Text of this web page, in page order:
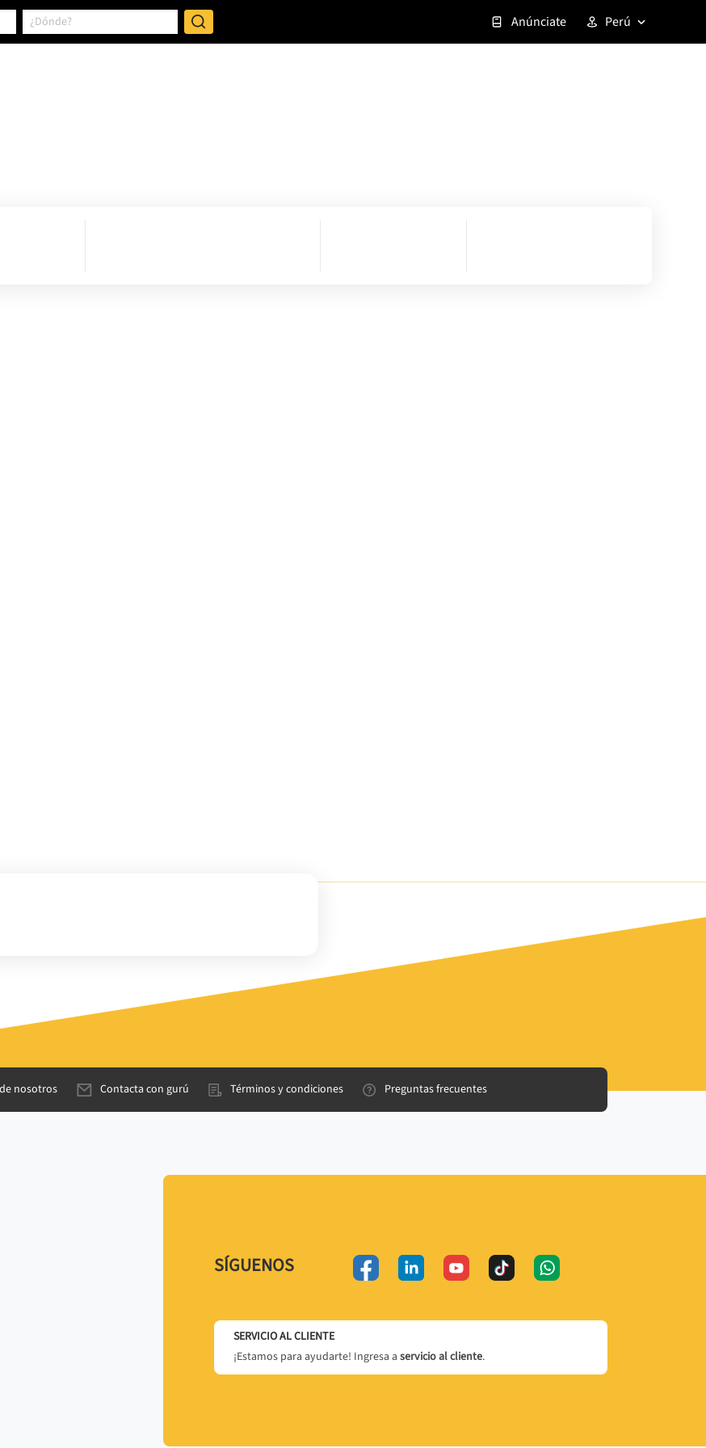
Anúnciate Perú
nosotros Contacta con gurú Términos y condiciones Preguntas frecuentes
SÍGUENOS
SERVICIO AL CLIENTE
¡Estamos para ayudarte! Ingresa a servicio al cliente.